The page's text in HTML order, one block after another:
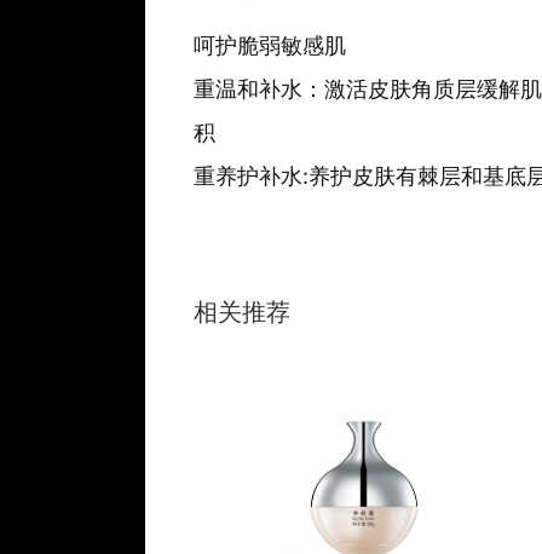
呵护脆弱敏感肌
重温和补水：激活皮肤角质层缓解
积
重养护补水:养护皮肤有棘层和基底
相关推荐